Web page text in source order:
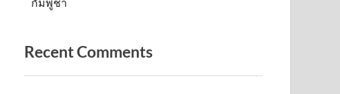
Recent Comments